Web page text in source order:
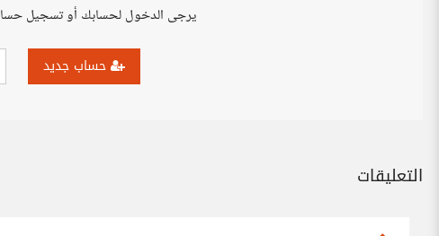
يرجى الدخول لحسابك أو تسجيل
حساب جديد
التعليقات